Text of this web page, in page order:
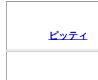
ピッティ